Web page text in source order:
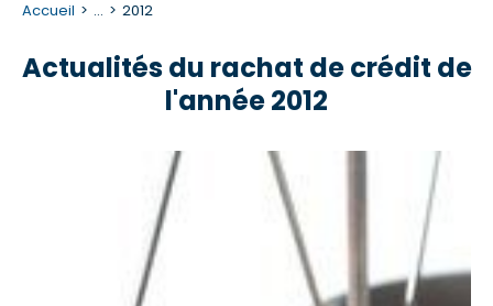
Accueil ... 2012
Actualités du rachat de crédit de
l'année 2012